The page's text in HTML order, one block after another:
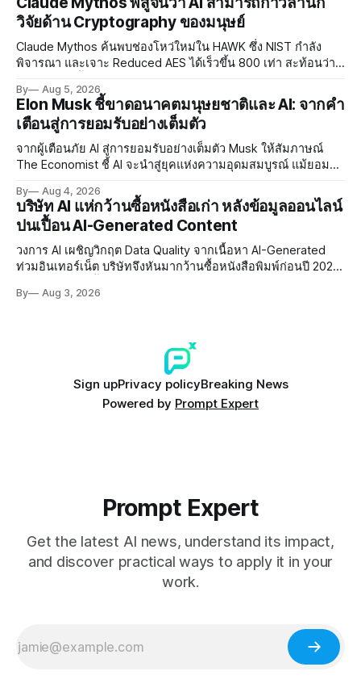
วิจัยด้าน Cryptography ของมนุษย์
Claude Mythos ค้นพบช่องโหว่ใหม่ใน HAWK ซึ่ง NIST กำลัง
พิจารณา และเจาะ Reduced AES ได้เร็วขึ้น 800 เท่า สะท้อนว่า
By Aug 5, 2026
Elon Musk ชี้ขาดอนาคตมนุษยชาติและ AI: จากคำ
เตือนสู่การยอมรับอย่างเต็มตัว
จากผู้เตือนภัย AI สู่การยอมรับอย่างเต็มตัว Musk ให้สัมภาษณ์
The Economist ชี้ AI จะนำสู่ยุคแห่งความอุดมสมบูรณ์ แม้ยอมรับ
By Aug 4, 2026
บริษัท AI แห่กว้านซื้อหนังสือเก่า หลังข้อมูลออนไลน์
ปนเปื้อน AI-Generated Content
วงการ AI เผชิญวิกฤต Data Quality จากเนื้อหา AI-Generated
ท่วมอินเทอร์เน็ต บริษัทจึงหันมากว้านซื้อหนังสือพิมพ์ก่อนปี 2022
Poisoning ที่ซับซ้อน
By Aug 3, 2026
Sign upPrivacy policyBreaking News
Powered by Prompt Expert
Prompt Expert
Get the latest AI news, understand its impact,
and discover practical ways to apply it in your
work.